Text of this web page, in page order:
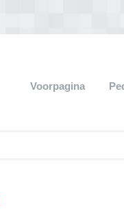
Voorpagina